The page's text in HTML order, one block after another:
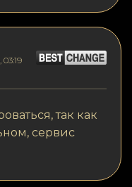
так как
сервис